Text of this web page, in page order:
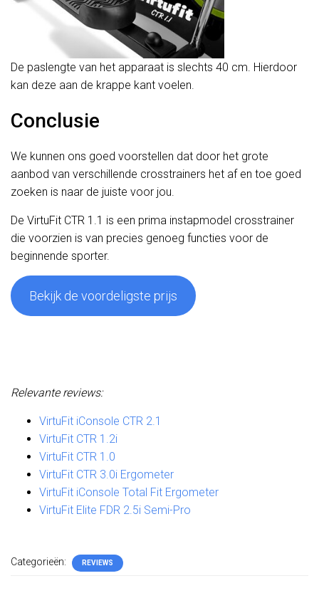
De paslengte van het apparaat is slechts 40 cm. Hierdoor
kan deze aan de krappe kant voelen.
Conclusie
We kunnen ons goed voorstellen dat door het grote
aanbod van verschillende crosstrainers het af en toe goed
zoeken is naar de juiste voor jou.
De VirtuFit CTR 1.1 is een prima instapmodel crosstrainer
die voorzien is van precies genoeg functies voor de
beginnende sporter.
Bekijk de voordeligste prijs
Relevante reviews:
VirtuFit iConsole CTR 2.1
VirtuFit CTR 1.2i
VirtuFit CTR 1.0
VirtuFit CTR 3.0i Ergometer
VirtuFit iConsole Total Fit Ergometer
VirtuFit Elite FDR 2.5i Semi-Pro
Categorieën: REVIEWS